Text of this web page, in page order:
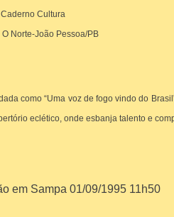
Cultura
O Norte-João Pessoa/PB
como “Uma voz de fogo vindo do
eclético, onde esbanja talento e
em Sampa 01/09/1995 11h50